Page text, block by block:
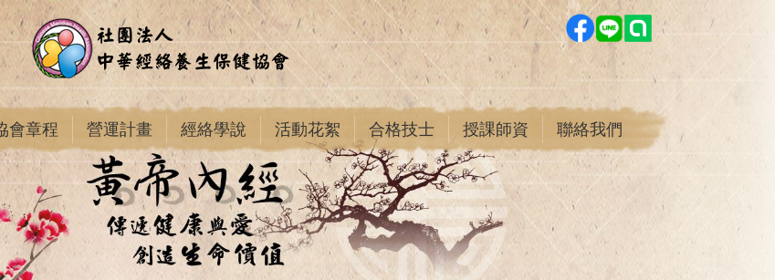
會章程 營運計畫 經絡學說 活動花絮 合格技士 授課師資 聯絡我們